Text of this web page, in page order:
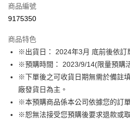
超商取貨付款
Apple Pay
悠遊付
Google Pay
ATM付款
商品編號
9175350
商品特色
※出貨日： 2024年3月 底前後依訂
※預購時間： 2023/9/14(限量預購
※下單後之可收貨日期無需於備註
廠發貨日為主。
※本預購商品係本公司依據您的訂
※恕無法接受您預購後要求退款或